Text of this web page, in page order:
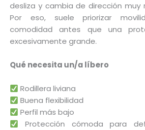
desliza y cambia de dirección muy
Por eso, suele priorizar
comodidad antes que una
excesivamente grande.
Qué necesita un/a líbero
Rodillera liviana
Buena flexibilidad
Perfil más bajo
Protección cómoda para